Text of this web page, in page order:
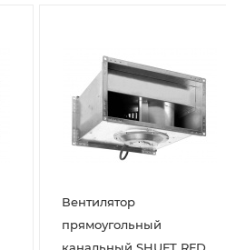
Вентилятор
прямоугольный